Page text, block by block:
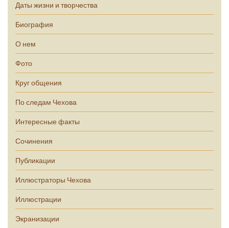
Даты жизни и творчества
Биография
О нем
Фото
Круг общения
По следам Чехова
Интересные факты
Сочинения
Публикации
Иллюстраторы Чехова
Иллюстрации
Экранизации